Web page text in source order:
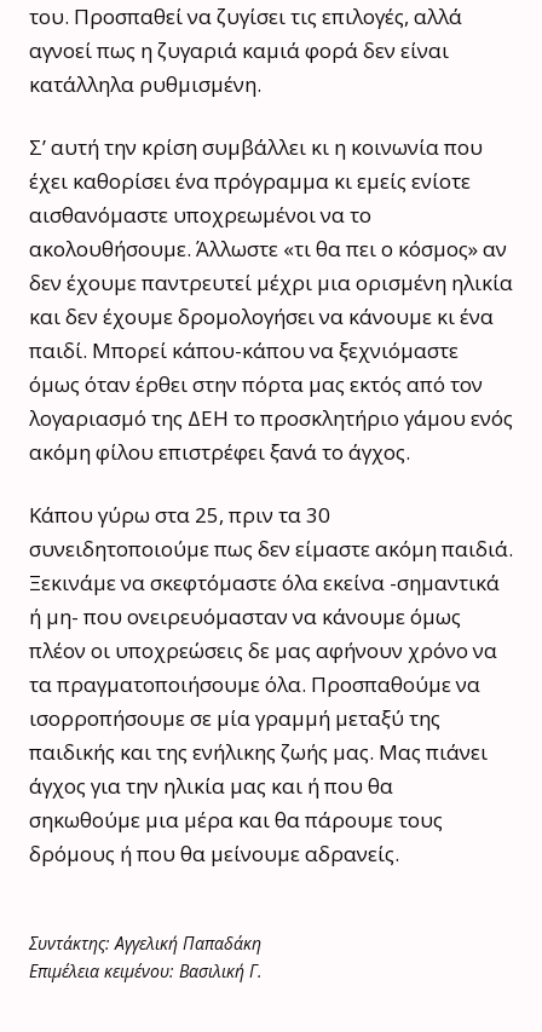
του. Προσπαθεί να ζυγίσει τις επιλογές, αλλά
αγνοεί πως η ζυγαριά καμιά φορά δεν είναι
κατάλληλα ρυθμισμένη.
Σ’ αυτή την κρίση συμβάλλει κι η κοινωνία που
έχει καθορίσει ένα πρόγραμμα κι εμείς ενίοτε
αισθανόμαστε υποχρεωμένοι να το
ακολουθήσουμε. Άλλωστε «τι θα πει ο κόσμος» αν
δεν έχουμε παντρευτεί μέχρι μια ορισμένη ηλικία
και δεν έχουμε δρομολογήσει να κάνουμε κι ένα
παιδί. Μπορεί κάπου-κάπου να ξεχνιόμαστε
όμως όταν έρθει στην πόρτα μας εκτός από τον
λογαριασμό της ΔΕΗ το προσκλητήριο γάμου ενός
ακόμη φίλου επιστρέφει ξανά το άγχος.
Κάπου γύρω στα 25, πριν τα 30
συνειδητοποιούμε πως δεν είμαστε ακόμη παιδιά.
Ξεκινάμε να σκεφτόμαστε όλα εκείνα -σημαντικά
ή μη- που ονειρευόμασταν να κάνουμε όμως
πλέον οι υποχρεώσεις δε μας αφήνουν χρόνο να
τα πραγματοποιήσουμε όλα. Προσπαθούμε να
ισορροπήσουμε σε μία γραμμή μεταξύ της
παιδικής και της ενήλικης ζωής μας. Μας πιάνει
άγχος για την ηλικία μας και ή που θα
σηκωθούμε μια μέρα και θα πάρουμε τους
δρόμους ή που θα μείνουμε αδρανείς.
Συντάκτης: Αγγελική Παπαδάκη
Επιμέλεια κειμένου: Βασιλική Γ.